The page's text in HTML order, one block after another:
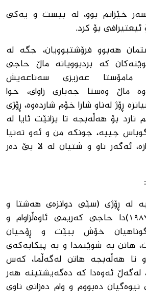
خێزانم بوو، لە بیست و یەکی
ئیعتیرافی بۆ کرد.
ھەبوو فرۆشتبوویان، جگە لە
کە بردبوویانە ماڵ حاجی
مامۆستا عەزیزی سەناعەیش
ماڵ وەستا جەباری زاوای، خوا
ڕۆژ لەناو شارا خۆم شاردەوە، ڕۆژی
نارد بۆ ھەڵەبجە تا بزانێت ئایا لە
چییە، چونکە من و ئەو تەنیا
ئەگەر ناو و شتیان لە لا بێ دەر
:
لە ڕۆژی (سێی دوانزەی ھەشتا و
حەوت ٣- ١٢- ١٩٨٧)دا حاجی کەریمی ئاوەڵزاوام و
خۆش ببێت و ڕۆحیان
ھاتن بە شوێنمدا و بە پیکابەکەی
تا ھەڵەبجە ھاتن لەگەڵما، کەس
لەگەڵ ئەوەدا کە دەگەیشتینە ھەر
دەبووم و وام دەزانی ناوی